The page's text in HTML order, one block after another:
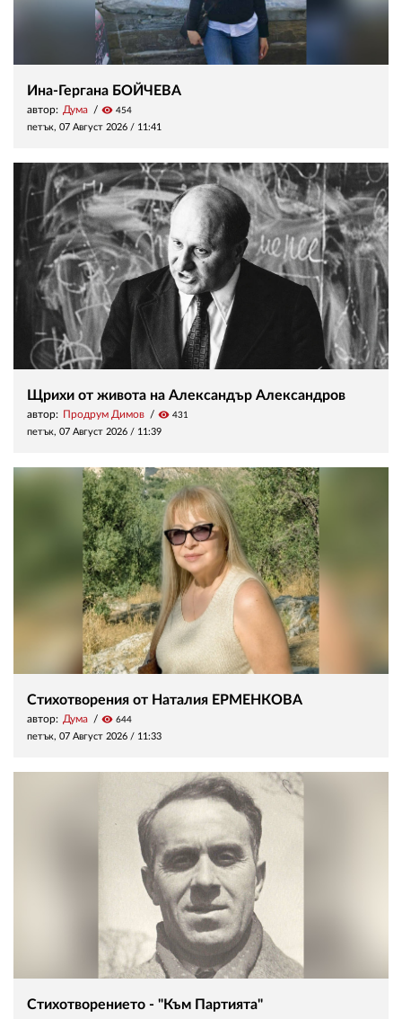
Ина-Гергана БОЙЧЕВА
автор: Дума visibility 454
петък, 07 Август 2026 / 11:41
Щрихи от живота на Александър Александров
автор: Продрум Димов visibility 431
петък, 07 Август 2026 / 11:39
Стихотворения от Наталия ЕРМЕНКОВА
автор: Дума visibility 644
петък, 07 Август 2026 / 11:33
Стихотворението - "Към Партията"